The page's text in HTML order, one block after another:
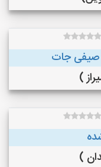
صیفی جات